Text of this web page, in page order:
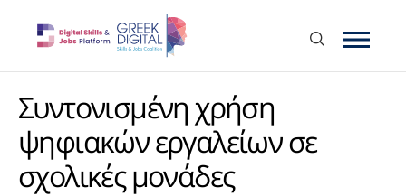
Συντονισμένη χρήση
ψηφιακών εργαλείων σε
σχολικές μονάδες